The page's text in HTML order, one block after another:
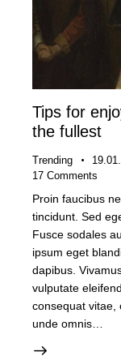
Tips for
the fullest
Trending
17 Comments
Proin faucibus
tincidunt. Sed
Fusce sodales
ipsum eget
dapibus.
vulputate
consequat vitae,
unde omnis…